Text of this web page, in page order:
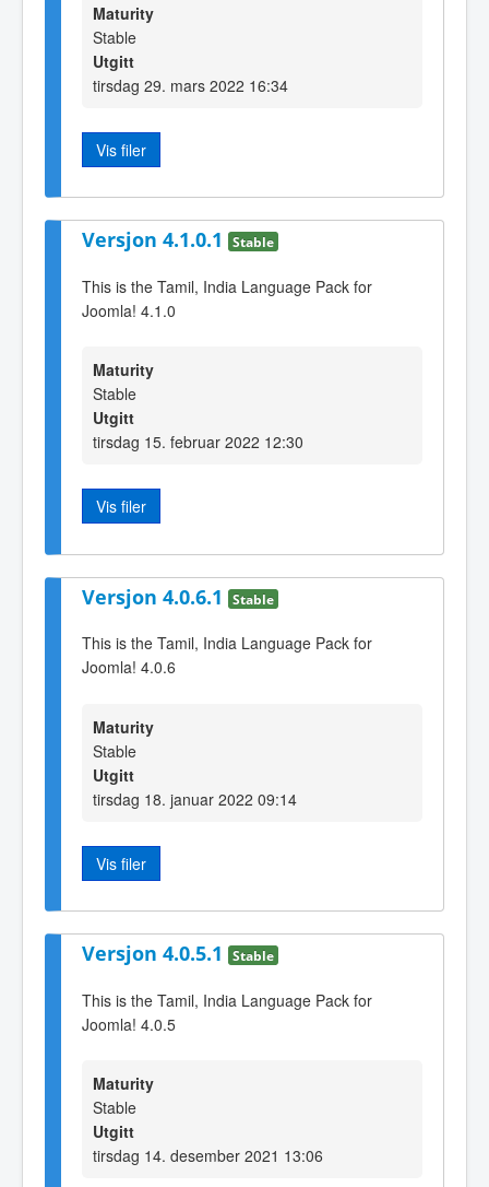
Maturity
Stable
Utgitt
tirsdag 29. mars 2022 16:34
Vis filer
Versjon 4.1.0.1 Stable
This is the Tamil, India Language Pack for
Joomla! 4.1.0
Maturity
Stable
Utgitt
tirsdag 15. februar 2022 12:30
Vis filer
Versjon 4.0.6.1 Stable
This is the Tamil, India Language Pack for
Joomla! 4.0.6
Maturity
Stable
Utgitt
tirsdag 18. januar 2022 09:14
Vis filer
Versjon 4.0.5.1 Stable
This is the Tamil, India Language Pack for
Joomla! 4.0.5
Maturity
Stable
Utgitt
tirsdag 14. desember 2021 13:06